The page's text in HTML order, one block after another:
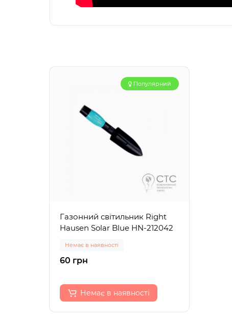
Популярний
Газонний світильник Right
Hausen Solar Blue HN-212042
Немає в наявності
60 грн
Немає в наявності